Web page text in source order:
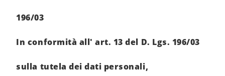
196/03
In conformità all' art. 13 del D. Lgs. 196/03
sulla tutela dei dati personali,